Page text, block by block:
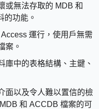
或無法存取的 MDB 和
的功能。
運行，使用戶無需
案。
庫中的表格結構、主鍵、
面以及令人難以置信的檢
和 ACCDB 檔案的可